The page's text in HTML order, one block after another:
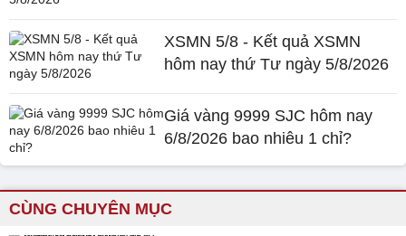
XSMN 5/8 - Kết quả XSMN
hôm nay thứ Tư ngày 5/8/2026
Giá vàng 9999 SJC hôm nay
6/8/2026 bao nhiêu 1 chỉ?
CÙNG CHUYÊN MỤC